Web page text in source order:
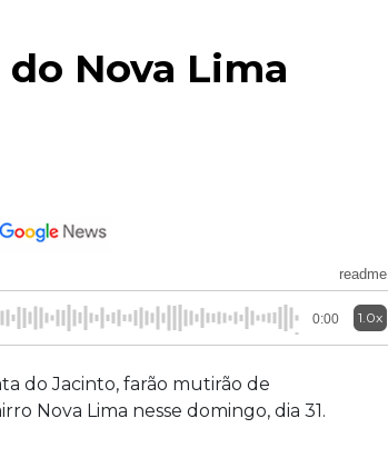
Nova Lima
readme
0:00 1.0x
do Jacinto, farão mutirão de
Nova Lima nesse domingo, dia 31.